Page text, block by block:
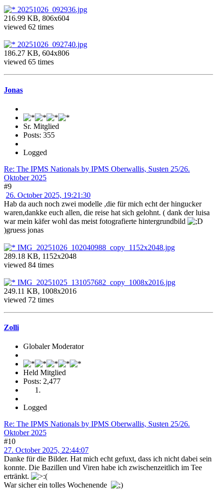
20251026_092936.jpg
216.99 KB, 806x604
viewed 62 times
20251026_092740.jpg
186.27 KB, 604x806
viewed 65 times
Jonas
Sr. Mitglied
Posts: 355
Logged
Re: The IPMS Nationals by IPMS Oberwallis, Susten 25/26.
Oktober 2025
#9
26. October 2025, 19:21:30
Hab da auch noch zwei modelle ,die für mich echt der hingucker
waren,dankke euch allen, die reise hat sich gelohnt. ( dank der luisa
war mein käfer wohl das meist fotografierte hintergrundbild
)gruess jonas
IMG_20251026_102040988_copy_1152x2048.jpg
289.18 KB, 1152x2048
viewed 84 times
IMG_20251025_131057682_copy_1008x2016.jpg
249.11 KB, 1008x2016
viewed 72 times
Zolli
Globaler Moderator
Held Mitglied
Posts: 2,477
Logged
Re: The IPMS Nationals by IPMS Oberwallis, Susten 25/26.
Oktober 2025
#10
27. October 2025, 22:44:07
Danke für die Bilder. Hat mich echt gefuxt, dass ich nicht dabei sein
konnte. Die Bazillen und Viren habe ich zwischenzeitlich im Tee
ertränkt.
War sicher ein tolles Wochenende